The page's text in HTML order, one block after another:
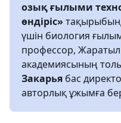
озық ғылыми
өндіріс»
үшін биология
профессор,
академиясының
Закарья бас
авторлық ұжымға